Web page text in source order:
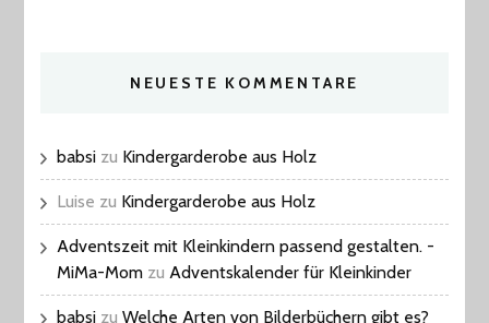
NEUESTE KOMMENTARE
babsi zu Kindergarderobe aus Holz
Luise zu Kindergarderobe aus Holz
Adventszeit mit Kleinkindern passend gestalten. -
MiMa-Mom zuAdventskalender für Kleinkinder
babsi zuWelche Arten von Bilderbüchern gibt es?